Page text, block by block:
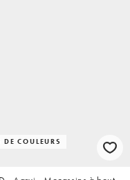
DE COULEURS